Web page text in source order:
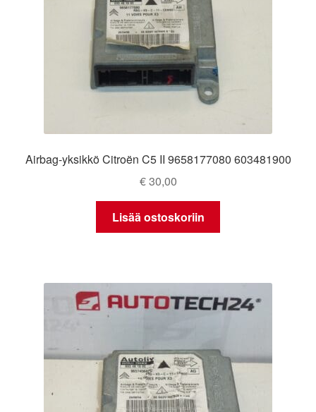
Airbag-yksikkö Citroën C5 II 9658177080 603481900
€30,00
Lisää ostoskoriin